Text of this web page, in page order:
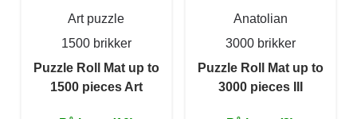
Art puzzle
1500 brikker
Puzzle Roll Mat up to
1500 pieces Art
Anatolian
3000 brikker
Puzzle Roll Mat up to
3000 pieces III